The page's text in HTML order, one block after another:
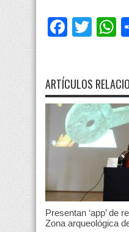
ARTÍCULOS
Presentan ‘app’ de
Zona arqueológica